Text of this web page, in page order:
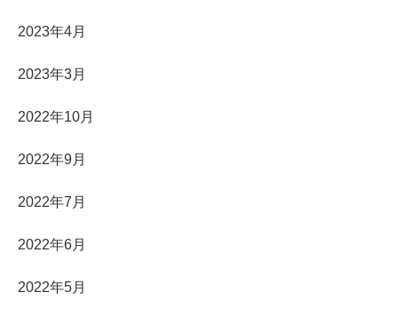
2023年4月
2023年3月
2022年10月
2022年9月
2022年7月
2022年6月
2022年5月